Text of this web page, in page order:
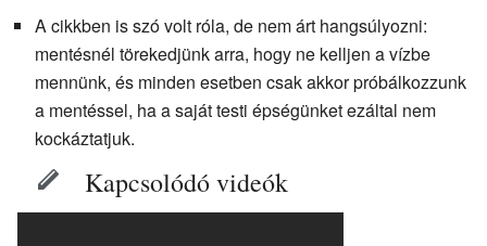
A cikkben is szó volt róla, de nem árt hangsúlyozni:
mentésnél törekedjünk arra, hogy ne kelljen a vízbe
mennünk, és minden esetben csak akkor próbálkozzunk
a mentéssel, ha a saját testi épségünket ezáltal nem
kockáztatjuk.
Kapcsolódó videók